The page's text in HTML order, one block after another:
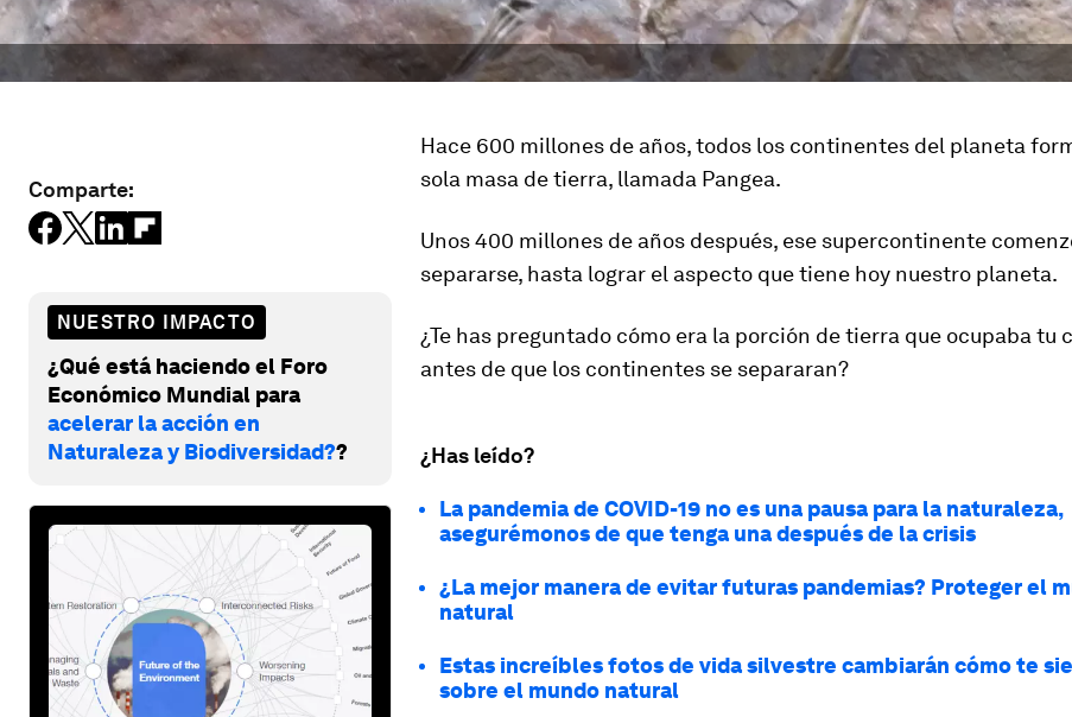
Comparte:
NUESTRO IMPACTO
¿Qué está haciendo el Foro
Económico Mundial para
acelerar la acción en
Naturaleza y Biodiversidad??
Hace 600 millones de años, todos los continentes del planeta
sola masa de tierra, llamada Pangea.
Unos 400 millones de años después, ese supercontinente
separarse, hasta lograr el aspecto que tiene hoy nuestro planeta.
¿Te has preguntado cómo era la porción de tierra que ocupaba tu
antes de que los continentes se separaran?
¿Has leído?
La pandemia de COVID-19 no es una pausa para la naturaleza,
asegurémonos de que tenga una después de la crisis
¿La mejor manera de evitar futuras pandemias? Proteger el
natural
Estas increíbles fotos de vida silvestre cambiarán cómo te
sobre el mundo natural